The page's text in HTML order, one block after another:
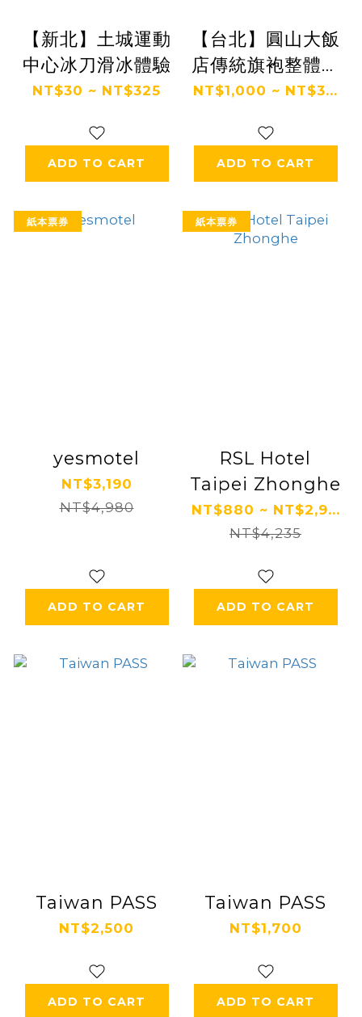
【新北】土城運動
中心冰刀滑冰體驗
NT$30 ~ NT$325
ADD TO CART
【台北】圓山大飯
店傳統旗袍整體造
型體驗
NT$1,000 ~ NT$3...
ADD TO CART
紙本票券
yesmotel
NT$3,190
NT$4,980
ADD TO CART
紙本票券
RSL Hotel
Taipei Zhonghe
NT$880 ~ NT$2,9...
NT$4,235
ADD TO CART
Taiwan PASS
NT$2,500
ADD TO CART
Taiwan PASS
NT$1,700
ADD TO CART